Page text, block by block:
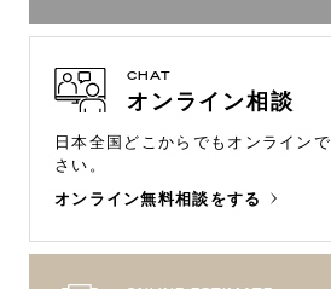
CHAT
オンライン相談
日本全国どこからでもオンラインで
さい。
オンライン無料相談をする